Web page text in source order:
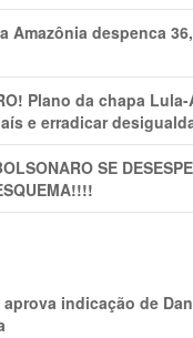
Amazônia despenca
Plano da chapa
e erradicar
SE
indicação de